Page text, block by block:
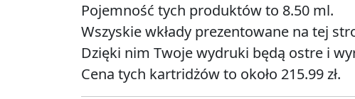
Pojemność tych produktów to 8.50 ml.
Wszyskie wkłady prezentowane na tej
Dzięki nim Twoje wydruki będą ostre i
Cena tych kartridżów to około 215.99 zł.